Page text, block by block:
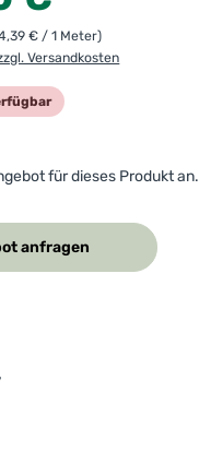
€ / 1 Meter)
Versandkosten
für dieses Produkt an.
anfragen